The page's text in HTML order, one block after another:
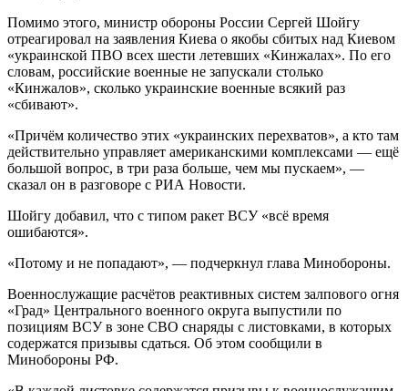
Помимо этого, министр обороны России Сергей Шойгу
отреагировал на заявления Киева о якобы сбитых над Киевом
«украинской ПВО всех шести летевших «Кинжалах». По его
словам, российские военные не запускали столько
«Кинжалов», сколько украинские военные всякий раз
«сбивают».
«Причём количество этих «украинских перехватов», а кто там
действительно управляет американскими комплексами — ещё
большой вопрос, в три раза больше, чем мы пускаем», —
сказал он в разговоре с РИА Новости.
Шойгу добавил, что с типом ракет ВСУ «всё время
ошибаются».
«Потому и не попадают», — подчеркнул глава Минобороны.
Военнослужащие расчётов реактивных систем залпового огня
«Град» Центрального военного округа выпустили по
позициям ВСУ в зоне СВО снаряды с листовками, в которых
содержатся призывы сдаться. Об этом сообщили в
Минобороны РФ.